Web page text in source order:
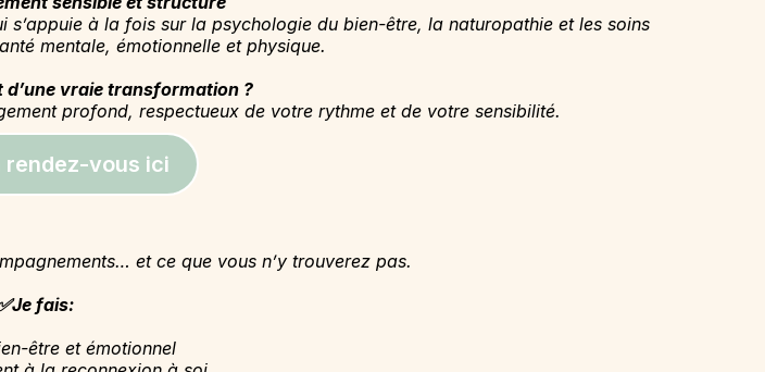
à la fois sur la psychologie du bien-être, la naturopathie et les soins
mentale, émotionnelle et physique.
d’une vraie transformation ?
profond, respectueux de votre rythme et de votre sensibilité.
rendez-vous ici
et ce que vous n’y trouverez pas.
fais:
être et émotionnel